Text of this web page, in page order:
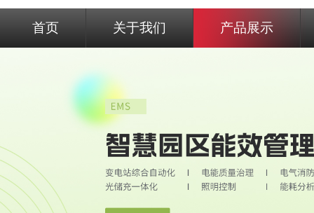
首页 关于我们 产品展示